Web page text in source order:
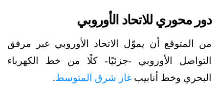
دور محوري للاتحاد الأوروبي
من المتوقع أن يموّل الاتحاد الأوروبي عبر مرفق
التواصل الأوروبي -جزئيًا- كلًا من خط الكهرباء
البحري وخط أنابيب غاز شرق المتوسط.